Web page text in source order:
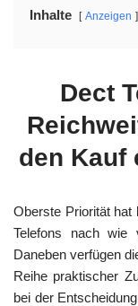
Inhalte Anzeigen
Dect
den Kauf
Oberste Priorität hat
Telefons nach wie
Daneben verfügen
Reihe praktischer
bei der